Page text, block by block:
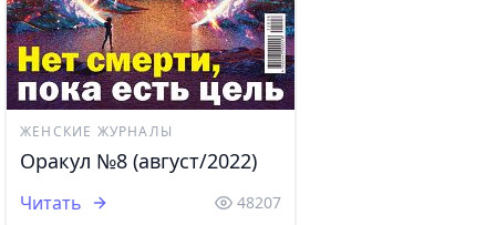
ЖЕНСКИЕ ЖУРНАЛЫ
Оракул №8 (август/2022)
Читать 48207